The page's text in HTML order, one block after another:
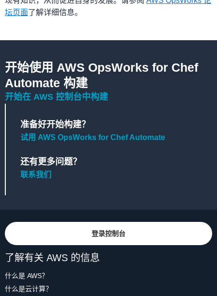
坛页面了解详细信息。
开始使用 AWS OpsWorks for Chef
Automate 构建
开始在 AWS 控制台中构建
准备好开始构建？
试用 AWS OpsWorks for Chef Automate
还有更多问题？
联系我们
登录控制台
了解有关 AWS 的信息
什么是 AWS？
什么是云计算？